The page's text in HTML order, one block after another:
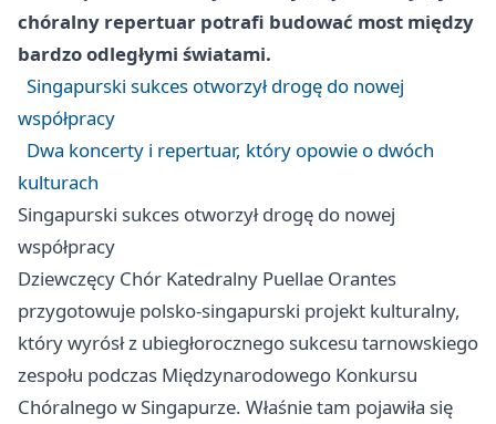
chóralny repertuar potrafi budować most między
bardzo odległymi światami.
Singapurski sukces otworzył drogę do nowej
współpracy
Dwa koncerty i repertuar, który opowie o dwóch
kulturach
Singapurski sukces otworzył drogę do nowej
współpracy
Dziewczęcy Chór Katedralny Puellae Orantes
przygotowuje polsko-singapurski projekt kulturalny,
który wyrósł z ubiegłorocznego sukcesu tarnowskiego
zespołu podczas Międzynarodowego Konkursu
Chóralnego w Singapurze. Właśnie tam pojawiła się